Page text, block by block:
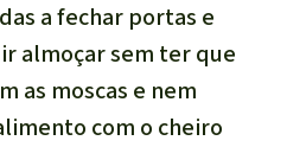
a fechar portas e
almoçar sem ter que
as moscas e nem
com o cheiro